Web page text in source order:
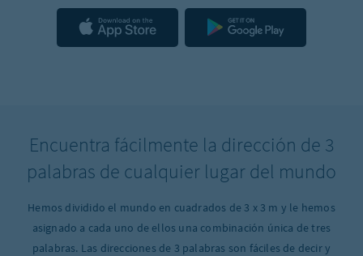
Encuentra fácilmente la dirección de 3
palabras de cualquier lugar del mundo
Hemos dividido el mundo en cuadrados de 3 x 3 m y le hemos
asignado a cada uno de ellos una combinación única de tres
palabras. Las direcciones de 3 palabras son fáciles de decir y